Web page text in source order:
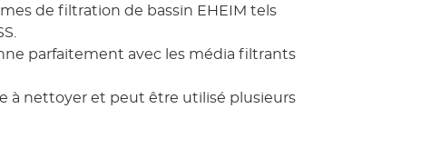
de filtration de bassin EHEIM tels
parfaitement avec les média filtrants
à nettoyer et peut être utilisé plusieurs